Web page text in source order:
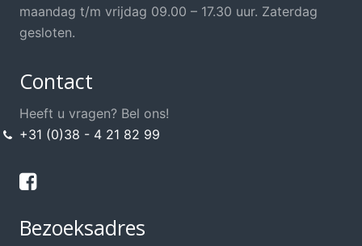
maandag t/m vrijdag 09.00 – 17.30 uur. Zaterdag
gesloten.
Contact
Heeft u vragen? Bel ons!
+31 (0)38 - 4 21 82 99
Bezoeksadres